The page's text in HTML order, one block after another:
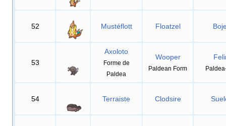
52 Mustéflott Floatzel
53
Axoloto
Forme de
Paldea
Wooper
Paldean Form
54 Terraiste Clodsire